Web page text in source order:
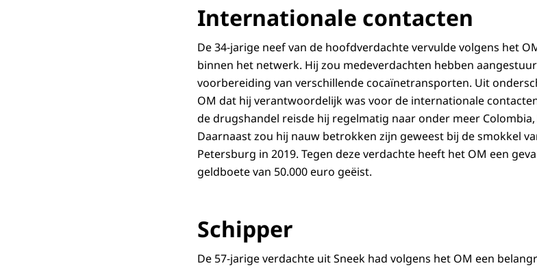
Internationale contacten
De 34-jarige neef van de hoofdverdachte vervulde volgens het
binnen het netwerk. Hij zou medeverdachten hebben
voorbereiding van verschillende cocaïnetransporten. Uit
OM dat hij verantwoordelijk was voor de internationale
de drugshandel reisde hij regelmatig naar onder meer Colombia,
Daarnaast zou hij nauw betrokken zijn geweest bij de smokkel
Petersburg in 2019. Tegen deze verdachte heeft het OM een
geldboete van 50.000 euro geëist.
Schipper
De 57-jarige verdachte uit Sneek had volgens het OM een